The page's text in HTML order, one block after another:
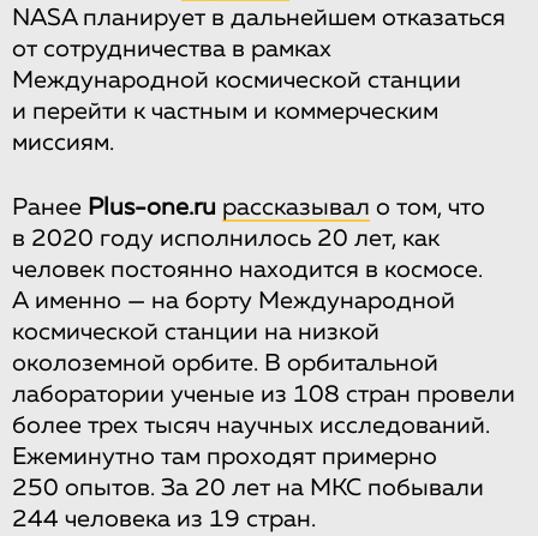
NASA планирует в дальнейшем отказаться
от сотрудничества в рамках
Международной космической станции
и перейти к частным и коммерческим
миссиям.
Ранее Plus-one.ru рассказывал о том, что
в 2020 году исполнилось 20 лет, как
человек постоянно находится в космосе.
А именно — на борту Международной
космической станции на низкой
околоземной орбите. В орбитальной
лаборатории ученые из 108 стран провели
более трех тысяч научных исследований.
Ежеминутно там проходят примерно
250 опытов. За 20 лет на МКС побывали
244 человека из 19 стран.